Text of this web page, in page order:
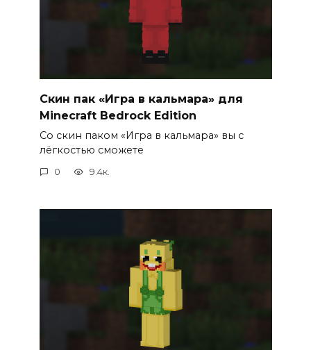
Скин пак «Игра в кальмара» для
Minecraft Bedrock Edition
Со скин паком «Игра в кальмара» вы с
лёгкостью сможете
0 9.4к.